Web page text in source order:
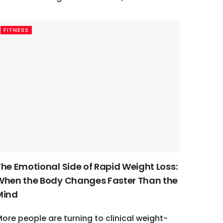
FITNESS
Emotional Side of Rapid Weight Loss:
the Body Changes Faster Than the
people are turning to clinical weight-